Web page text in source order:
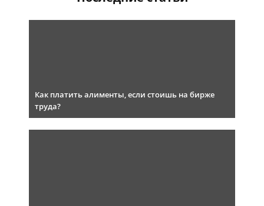
Как платить алименты, если стоишь на бирже
труда?